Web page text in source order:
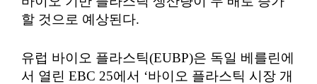
할 것으로 예상된다.
유럽 바이오 플라스틱(EUBP)은 독일 베를린에
서 열린 EBC 25에서 ‘바이오 플라스틱 시장 개